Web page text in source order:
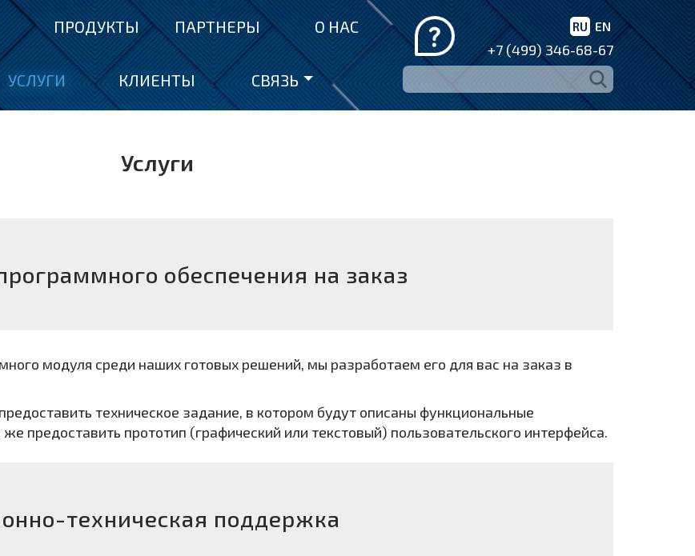
ПРОДУКТЫ ПАРТНЕРЫ О НАС
УСЛУГИ КЛИЕНТЫ СВЯЗЬ
RU EN
+7 (499) 346-68-67
Услуги
обеспечения на заказ
модуля среди наших готовых решений, мы разработаем его для вас на заказ в
техническое задание, в котором будут описаны функциональные
предоставить прототип (графический или текстовый) пользовательского интерфейса.
техническая поддержка